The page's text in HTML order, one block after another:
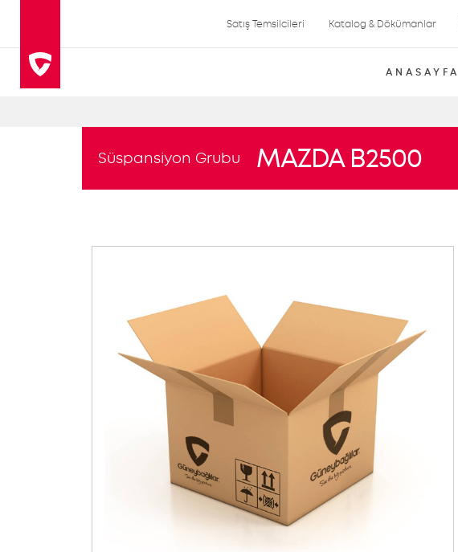
Satış Temsilcileri Katalog & Dökümanlar
ANASAYFA
Süspansiyon Grubu MAZDA B2500